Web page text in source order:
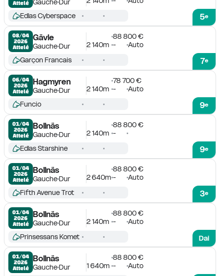
Attelé
5e
Edlas Cyberspace
08/04
2026
Attelé
Gävle
GaucheDur
88 800 €
2 140m - Auto
7e
Garçon Francais
06/04
2026
Attelé
Hagmyren
GaucheDur
78 700 €
2 140m - Auto
9e
Funcio
01/04
2026
Attelé
Bollnäs
GaucheDur
88 800 €
2 140m -
9e
Edlas Starshine
01/04
2026
Attelé
Bollnäs
GaucheDur
88 800 €
2 640m - Auto
3e
Fifth Avenue Trot
01/04
2026
Attelé
Bollnäs
GaucheDur
88 800 €
2 140m -
Auto
Dai
Prinsessans Komet
01/04
2026
Attelé
Bollnäs
GaucheDur
88 800 €
1 640m - Auto